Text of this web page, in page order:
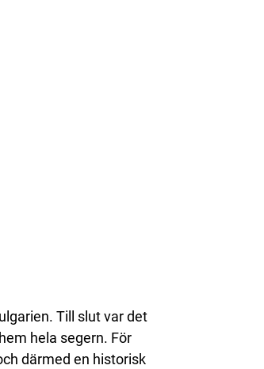
Till slut var det
hela segern. För
därmed en historisk